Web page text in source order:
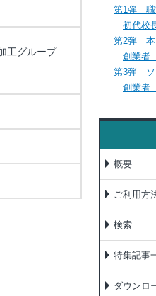
工グループ
第1弾 職
初代校
第2弾 本
創業者
第3弾 ソ
創業者
概要
ご利用方
検索
特集記事
ダウンロ